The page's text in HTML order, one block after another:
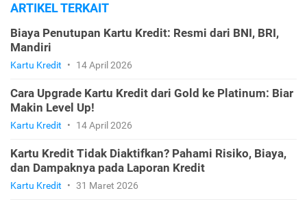
ARTIKEL TERKAIT
Biaya Penutupan Kartu Kredit: Resmi dari BNI, BRI,
Mandiri
Kartu Kredit • 14 April 2026
Cara Upgrade Kartu Kredit dari Gold ke Platinum: Biar
Makin Level Up!
Kartu Kredit • 14 April 2026
Kartu Kredit Tidak Diaktifkan? Pahami Risiko, Biaya,
dan Dampaknya pada Laporan Kredit
Kartu Kredit • 31 Maret 2026